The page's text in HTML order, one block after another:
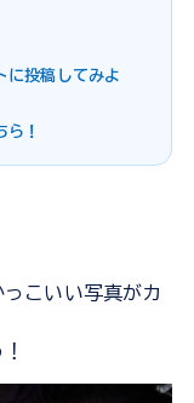
に投稿してみよ
ら！
こいい写真がカ